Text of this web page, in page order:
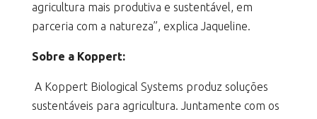
agricultura mais produtiva e sustentável, em
parceria com a natureza”, explica Jaqueline.
Sobre a Koppert:
A Koppert Biological Systems produz soluções
sustentáveis para agricultura. Juntamente com os